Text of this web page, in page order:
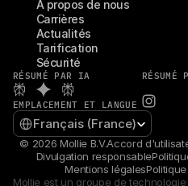
À propos de nous
Carrières
Actualités
Tarification
Sécurité
RÉSUMÉ PAR IA RÉSUMÉ
EMPLACEMENT ET LANGUE
Select Language
Français (France)
© 2026 Mollie B.V.Accord
Divulgation responsable
Mentions légales
Mollie est un groupe de